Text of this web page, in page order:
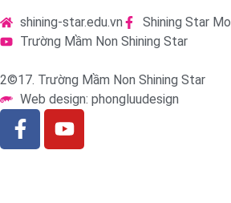
shining-star.edu.vn
Shining Star
Trường Mầm Non Shining Star
2©17. Trường Mầm Non Shining Star
Web design: phongluudesign